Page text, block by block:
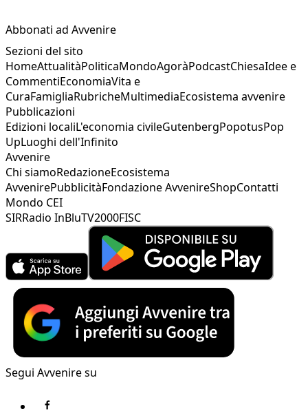
Abbonati ad Avvenire
Sezioni del sito
HomeAttualitàPoliticaMondoAgoràPodcastChiesaIdee e
CommentiEconomiaVita e
CuraFamigliaRubricheMultimediaEcosistema avvenire
Pubblicazioni
Edizioni localiL'economia civileGutenbergPopotusPop
UpLuoghi dell'Infinito
Avvenire
Chi siamoRedazioneEcosistema
AvvenirePubblicitàFondazione AvvenireShopContatti
Mondo CEI
SIRRadio InBluTV2000FISC
Segui Avvenire su